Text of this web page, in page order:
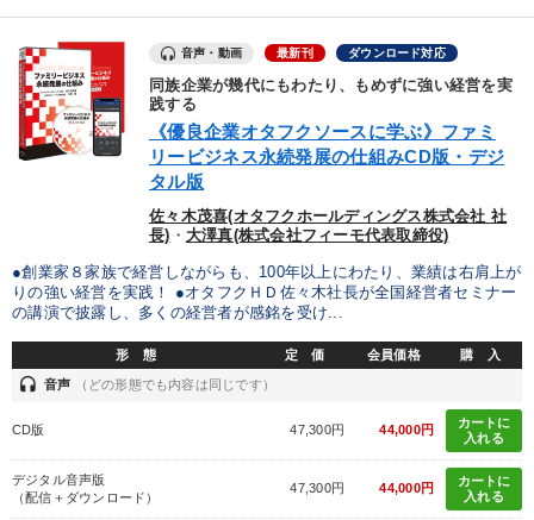
経営者のための《音声・動画で学ぶ》講演シリーズ
【2026年7月】音声・映像ご案内商品
2026年春季全国経営者セミナー収録講演ＣＤ・講演ＤＶＤ・デジ
タル版（音声／動画ストリーミング・ダウンロード）
【4月】音声・映像
2025年夏季全国経営者セミナー収録講演ＣＤ・講演ＤＶＤ・デジ
タル版（音声／動画ストリーミング・ダウンロード）
目的別
組織を強化したい 発想力を磨きたい
業績を伸ばしたい 経営体系を学びたい
パフォーマンス向上
音声・動画 最新刊 ダウンロード対応
同族企業が幾代にもわたり、もめずに強い経営を実
践する
《優良企業オタフクソースに学ぶ》ファミ
リービジネス永続発展の仕組みCD版・デジ
タル版
佐々木茂喜(オタフクホールディングス株式会社 社
長) ・ 大澤真(株式会社フィーモ代表取締役)
●創業家８家族で経営しながらも、100年以上にわたり、業績は右肩上が
りの強い経営を実践！ ●オタフクＨＤ佐々木社長が全国経営者セミナー
の講演で披露し、多くの経営者が感銘を受け...
形 態 定 価 会員価格 購 入
headset 音声 （どの形態でも内容は同じです）
CD版 47,300円 44,000円
カートに
入れる
デジタル音声版
（配信＋ダウンロード）
47,300円 44,000円
カートに
入れる